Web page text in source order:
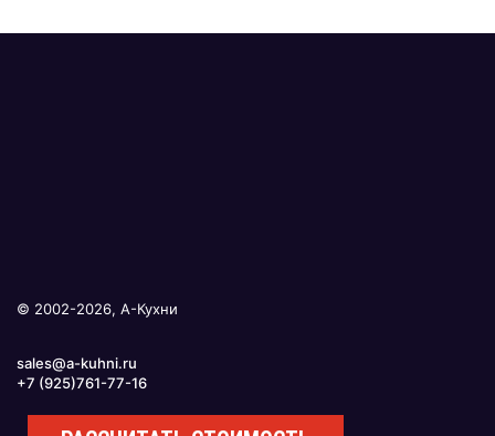
© 2002-2026, А-Кухни
sales@a-kuhni.ru
+7 (925)761-77-16